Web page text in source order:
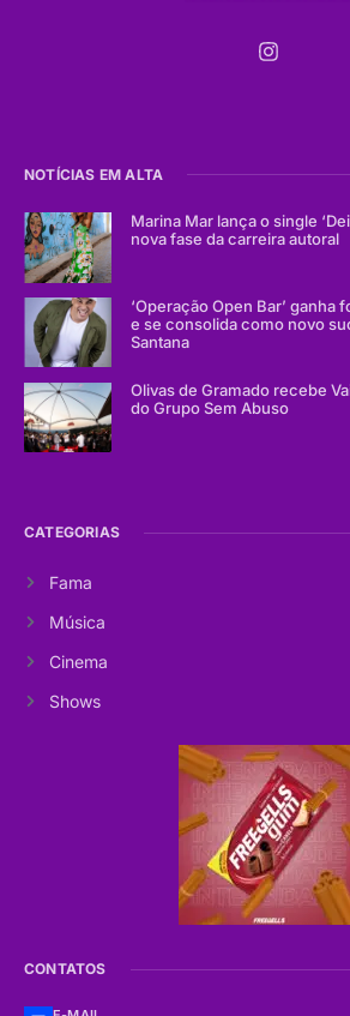
NOTÍCIAS EM ALTA
Marina Mar lança o single
nova fase da carreira autoral
‘Operação Open Bar’ ganha
e se consolida como novo
Santana
Olivas de Gramado recebe
do Grupo Sem Abuso
CATEGORIAS
Fama
Música
Cinema
Shows
CONTATOS